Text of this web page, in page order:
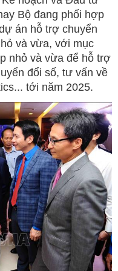
Bộ đang phối hợp
án hỗ trợ chuyển
và vừa, với mục
nhỏ và vừa để hỗ trợ
đổi số, tư vấn về
tới năm 2025.